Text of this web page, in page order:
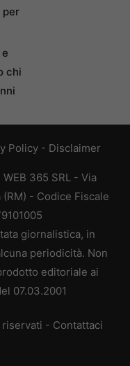
per
chi
Policy - Disclaimer
365 SRL - Via
(RM) - Codice Fiscale
giornalistica, in
periodicità. Non
editoriale ai
07.03.2001
- Contattaci